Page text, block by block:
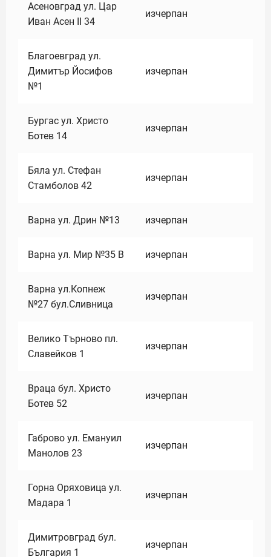
Асеновград ул. Цар
Иван Асен II 34
изчерпан
Благоевград ул.
Димитър Йосифов
№1
изчерпан
Бургас ул. Христо
Ботев 14
изчерпан
Бяла ул. Стефан
Стамболов 42
изчерпан
Варна ул. Дрин №13 изчерпан
Варна ул. Мир №35 В изчерпан
Варна ул.Копнеж
№27 бул.Сливница
изчерпан
Велико Търново пл.
Славейков 1
изчерпан
Враца бул. Христо
Ботев 52
изчерпан
Габрово ул. Емануил
Манолов 23
изчерпан
Горна Оряховица ул.
Мадара 1
изчерпан
Димитровград бул.
България 1
изчерпан